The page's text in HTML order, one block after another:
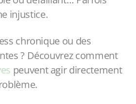
injustice.
chronique ou des
? Découvrez comment
peuvent agir directement